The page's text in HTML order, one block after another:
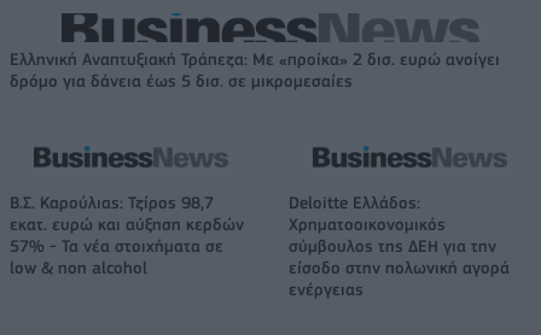
Ελληνική Αναπτυξιακή Τράπεζα: Με «προίκα» 2 δισ. ευρώ ανοίγει
δρόμο για δάνεια έως 5 δισ. σε μικρομεσαίες
Β.Σ. Καρούλιας: Τζίρος 98,7
εκατ. ευρώ και αύξηση κερδών
57% - Τα νέα στοιχήματα σε
low & non alcohol
Deloitte Ελλάδος:
Χρηματοοικονομικός
σύμβουλος της ΔΕΗ για την
είσοδο στην πολωνική αγορά
ενέργειας